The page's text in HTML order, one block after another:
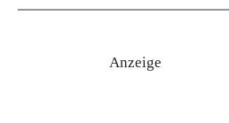
Anzeige